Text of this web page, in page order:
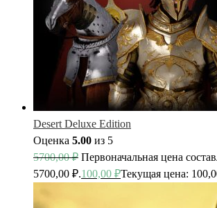
Desert Deluxe Edition
Оценка 5.00 из 5
5700,00₽ Первоначальная цена
5700,00 ₽.100,00 ₽Текущая цена: